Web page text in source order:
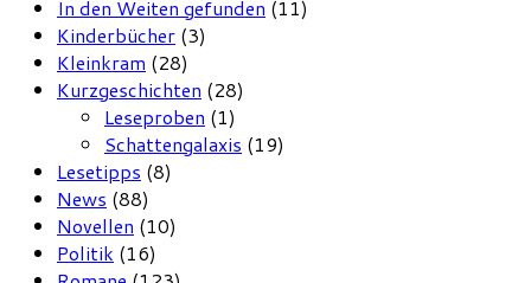
In den Weiten gefunden (11)
Kinderbücher (3)
Kleinkram (28)
Kurzgeschichten (28)
Leseproben (1)
Schattengalaxis (19)
Lesetipps (8)
News (88)
Novellen (10)
Politik (16)